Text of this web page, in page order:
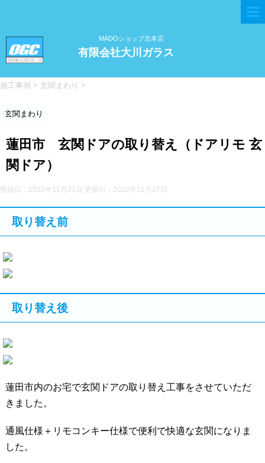
MADOショップ北本店
有限会社大川ガラス
施工事例 > 玄関まわり >
玄関まわり
蓮田市 玄関ドアの取り替え（ドアリモ 玄
関ドア）
投稿日：2022年11月22日 更新日： 2022年12月27日
取り替え前
取り替え後
蓮田市内のお宅で玄関ドアの取り替え工事をさせていただ
きました。
通風仕様＋リモコンキー仕様で便利で快適な玄関になりま
した。